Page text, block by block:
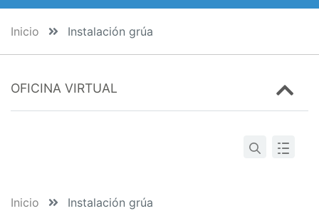
Inicio Instalación grúa
OFICINA VIRTUAL
Inicio Instalación grúa